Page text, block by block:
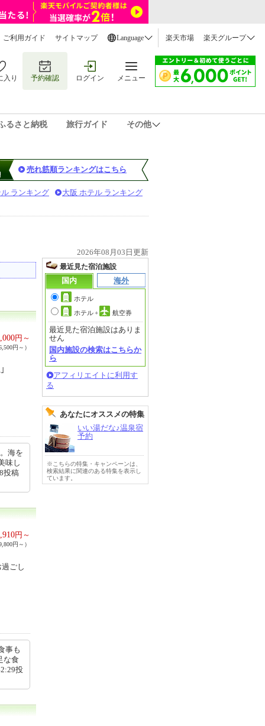
ご利用ガイド サイトマップ Language 楽天市場 楽天グループ
入り 予約確認 ログイン メニュー
るさと納税 旅行ガイド その他
売れ筋順ランキングはこちら
ランキング 大阪 ホテル ランキング
2026年08月03日更新
円～
円～）
海を
味し
投稿
円～
円～）
ごし
事も
な食
投
最近見た宿泊施設
国内
海外
ホテル
ホテル+ 航空券
最近見た宿泊施設はありま
せん
国内施設の検索はこちらか
ら
アフィリエイトに利用す
る
あなたにオススメの特集
いい湯だな♪温泉宿
予約
※こちらの特集・キャンペーンは、
検索結果に関連のある特集を表示し
ています。